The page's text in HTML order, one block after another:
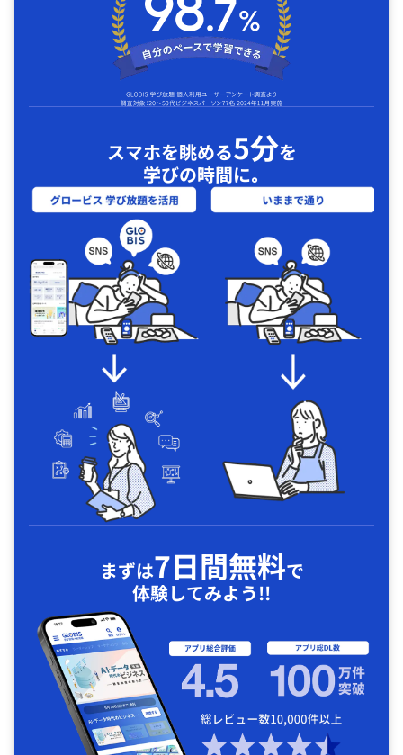
スマホを眺める5分を
学びの時間に｡
まずは7日間無料で
体験してみよう!!